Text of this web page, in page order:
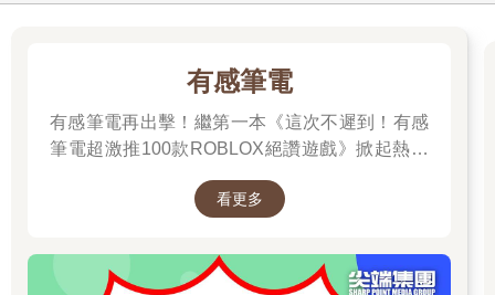
有感筆電
有感筆電再出擊！繼第一本《這次不遲到！有感
筆電超激推100款ROBLOX絕讚遊戲》掀起熱潮
看更多